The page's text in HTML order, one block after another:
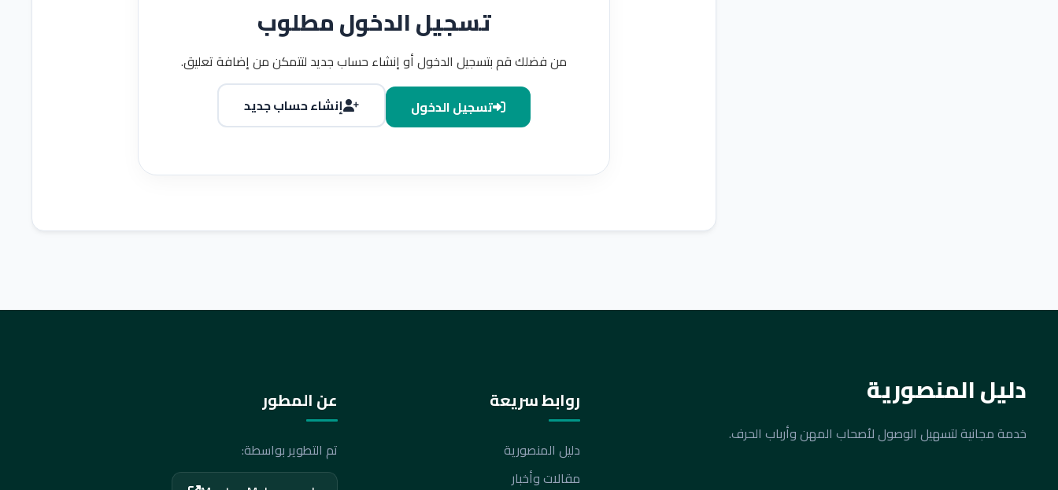
تسجيل الدخول مطلوب
من فضلك قم بتسجيل الدخول أو إنشاء حساب جديد لتتمكن من إضافة تعليق.
تسجيل الدخول
إنشاء حساب جديد
دليل المنصورية
خدمة مجانية لتسهيل الوصول لأصحاب المهن وأرباب الحرف.
روابط سريعة
دليل المنصورية
مقالات وأخبار
عن المطور
تم التطوير بواسطة: